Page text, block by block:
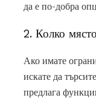
да е по-добра
2. Колко
Ако имате
искате да
предлага